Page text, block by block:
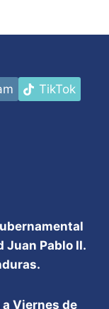
TikTok
Juan Pablo II.
Viernes de